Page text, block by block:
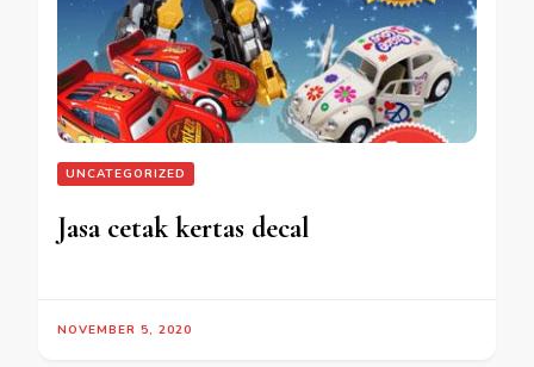
UNCATEGORIZED
Jasa cetak kertas decal
NOVEMBER 5, 2020